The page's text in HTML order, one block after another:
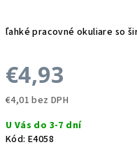
ľahké pracovné okuliare so
€4,93
€4,01 bez DPH
cena:
U Vás do 3-7 dní
Kód: E4058